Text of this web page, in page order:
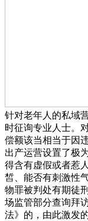
针对老年人的私域
时征询专业人士。
偿额该当相当于因
出产运营设置了极
得含有虚假或者惹
皙、能否有刺激性
物罪被判处有期徒
场监管部分查询拜
法》的，由此激发